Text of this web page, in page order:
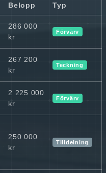
Belopp Typ
286 000
kr
Förvärv
267 200
kr
Teckning
2 225 000
kr
Förvärv
250 000
kr
Tilldelning